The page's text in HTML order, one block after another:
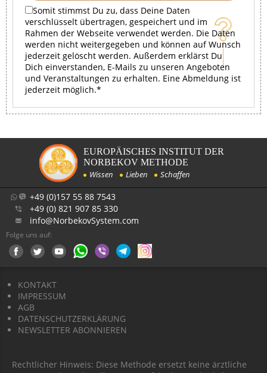
Somit stimmst Du zu, dass Deine Daten
verschlüsselt übertragen, gespeichert und im
Rahmen der Webseite verwendet werden. Die Daten
werden nicht weitergegeben und können auf Wunsch
jederzeit gelöscht werden. Außerdem erklärst Du
Dich einverstanden, E-Mails zu unseren Angeboten
und Veranstaltungen zu erhalten. Eine Abmeldung ist
jederzeit möglich.*
EUROPÄISCHES INSTITUT DER
NORBEKOV METHODE
Wissen Lieben Schaffen
+49 (0)157 55 88 7543
+49 (0) 821 907 85 330
info@NorbekovSystem.com
Folge uns auf:
KONTAKT
IMPRESSUM
AGB
DATENSCHUTZERKLÄRUNG
NEWSLETTER ABONNIEREN
Rechtlicher Hinweis: Diese Methode ersetzt keine ärztliche